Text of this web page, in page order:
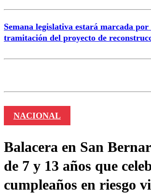
Semana legislativa estará marcada
tramitación del proyecto de
NACIONAL
Balacera en San
de 7 y 13 años que
cumpleaños en riesgo